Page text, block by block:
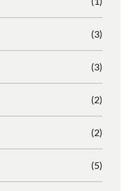
(3)
(3)
(2)
(2)
(5)